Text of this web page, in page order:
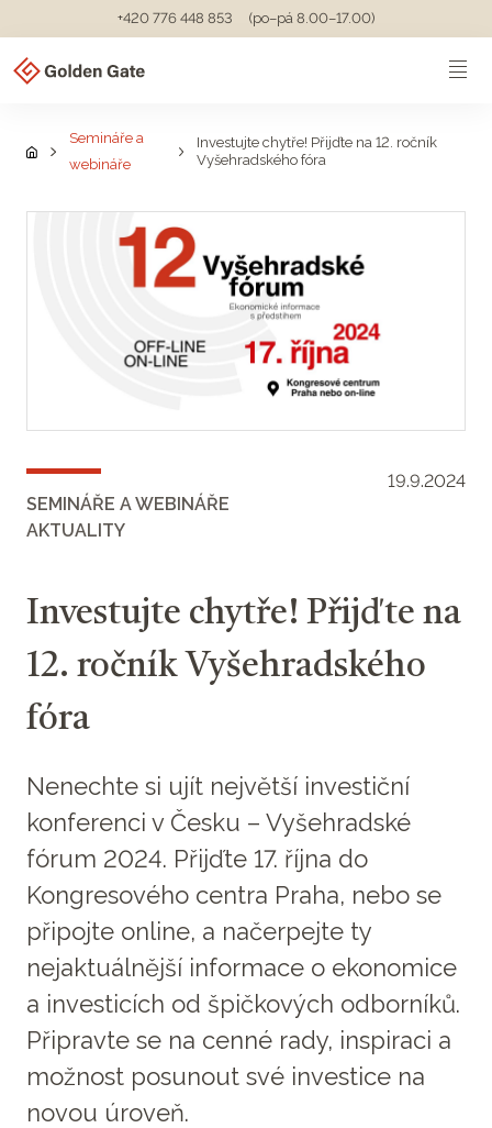
+420 776 448 853 (po–pá 8.00–17.00)
Semináře a
webináře
Investujte chytře! Přijďte na 12. ročník
Vyšehradského fóra
SEMINÁŘE A WEBINÁŘE
AKTUALITY
19.9.2024
Investujte chytře! Přijďte na
12. ročník Vyšehradského
fóra
Nenechte si ujít největší investiční
konferenci v Česku – Vyšehradské
fórum 2024. Přijďte 17. října do
Kongresového centra Praha, nebo se
připojte online, a načerpejte ty
nejaktuálnější informace o ekonomice
a investicích od špičkových odborníků.
Připravte se na cenné rady, inspiraci a
možnost posunout své investice na
novou úroveň.